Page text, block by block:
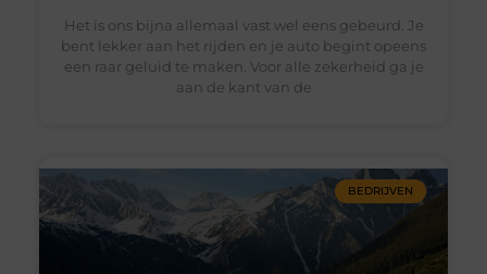
Het is ons bijna allemaal vast wel eens gebeurd. Je
bent lekker aan het rijden en je auto begint opeens
een raar geluid te maken. Voor alle zekerheid ga je
aan de kant van de
BEDRIJVEN